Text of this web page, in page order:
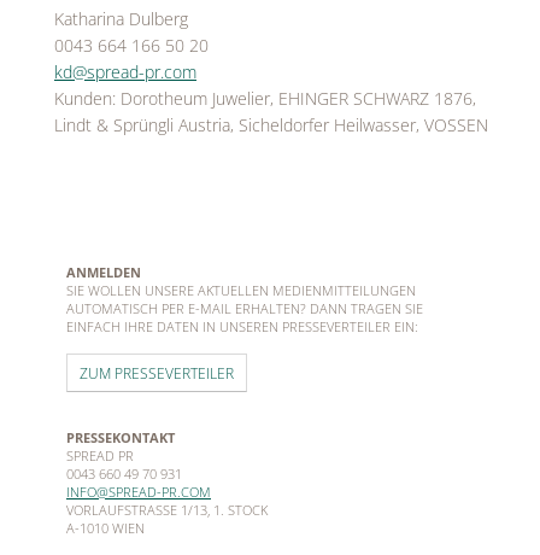
Katharina Dulberg
0043 664 166 50 20
kd@spread-pr.com
Kunden: Dorotheum Juwelier, EHINGER SCHWARZ 1876,
Lindt & Sprüngli Austria, Sicheldorfer Heilwasser, VOSSEN
ANMELDEN
SIE WOLLEN UNSERE AKTUELLEN MEDIENMITTEILUNGEN
AUTOMATISCH PER E-MAIL ERHALTEN? DANN TRAGEN SIE
EINFACH IHRE DATEN IN UNSEREN PRESSEVERTEILER EIN:
ZUM PRESSEVERTEILER
PRESSEKONTAKT
SPREAD PR
0043 660 49 70 931
INFO@SPREAD-PR.COM
VORLAUFSTRASSE 1/13, 1. STOCK
A-1010 WIEN